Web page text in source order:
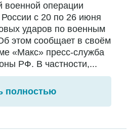
военной операции
с 20 по 26 июня
ударов по военным
этом сообщает в своём
«Макс» пресс-служба
РФ. В частности,...
полностью